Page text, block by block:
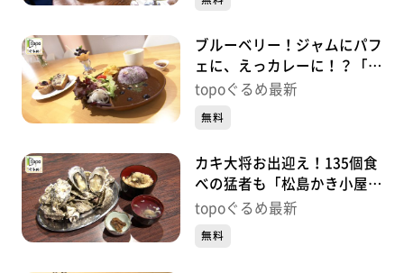
ブルーベリー！ジャムにパフ
ェに、えっカレーに！？「風
のマルシェ」（松島町磯崎新
topoぐるめ最新
無料
カキ大将お出迎え！135個食
べの猛者も「松島かき小屋
MATSU」（松島町松島普賢
topoぐるめ最新
無料